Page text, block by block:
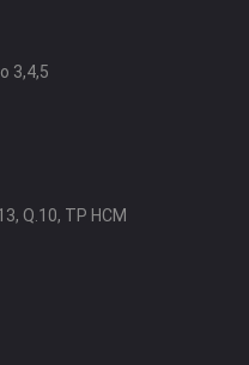
3,4,5
Q.10, TP HCM